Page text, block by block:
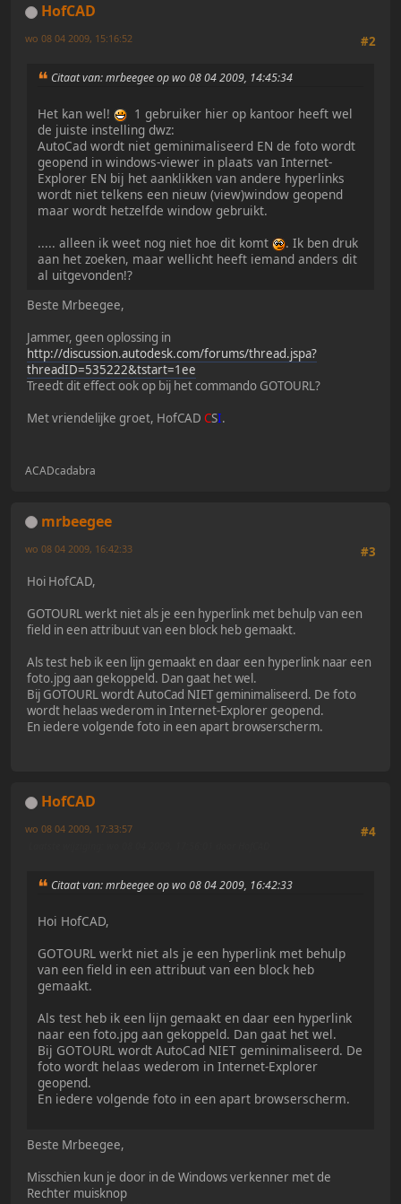
HofCAD
#2
wo 08 04 2009, 15:16:52
Citaat van: mrbeegee op wo 08 04 2009, 14:45:34
Het kan wel!
1 gebruiker hier op kantoor heeft wel
de juiste instelling dwz:
AutoCad wordt niet geminimaliseerd EN de foto wordt
geopend in windows-viewer in plaats van Internet-
Explorer EN bij het aanklikken van andere hyperlinks
wordt niet telkens een nieuw (view)window geopend
maar wordt hetzelfde window gebruikt.
..... alleen ik weet nog niet hoe dit komt
. Ik ben druk
aan het zoeken, maar wellicht heeft iemand anders dit
al uitgevonden!?
Beste Mrbeegee,
Jammer, geen oplossing in
http://discussion.autodesk.com/forums/thread.jspa?
threadID=535222&tstart=1ee
Treedt dit effect ook op bij het commando GOTOURL?
Met vriendelijke groet, HofCAD CSI.
ACADcadabra
mrbeegee
#3
wo 08 04 2009, 16:42:33
Hoi HofCAD,
GOTOURL werkt niet als je een hyperlink met behulp van een
field in een attribuut van een block heb gemaakt.
Als test heb ik een lijn gemaakt en daar een hyperlink naar een
foto.jpg aan gekoppeld. Dan gaat het wel.
Bij GOTOURL wordt AutoCad NIET geminimaliseerd. De foto
wordt helaas wederom in Internet-Explorer geopend.
En iedere volgende foto in een apart browserscherm.
HofCAD
#4
wo 08 04 2009, 17:33:57
Citaat van: mrbeegee op wo 08 04 2009, 16:42:33
Hoi HofCAD,
GOTOURL werkt niet als je een hyperlink met behulp
van een field in een attribuut van een block heb
gemaakt.
Als test heb ik een lijn gemaakt en daar een hyperlink
naar een foto.jpg aan gekoppeld. Dan gaat het wel.
Bij GOTOURL wordt AutoCad NIET geminimaliseerd. De
foto wordt helaas wederom in Internet-Explorer
geopend.
En iedere volgende foto in een apart browserscherm.
Beste Mrbeegee,
Misschien kun je door in de Windows verkenner met de
Rechter muisknop